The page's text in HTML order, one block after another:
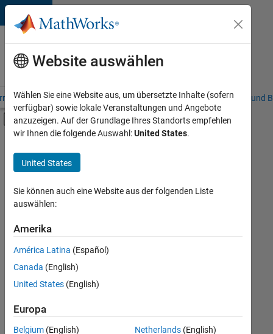
Weiter zum Inhalt
Karriere
bei
MathWorks
– Übersicht Stellensuche Niederlassungen Studierende und
Umschaltung für Off-Canvas-
Hauptinhalt
Information Technology
Commercial Sales
Customer Support
Education Sales
Inside Sales
+4
Derzeit
es
keine
offenen
Stellen,
Ihren
Suchkriterien
Website auswählen
Wählen Sie eine Website aus, um übersetzte Inhalte (sofern
verfügbar) sowie lokale Veranstaltungen und Angebote
anzuzeigen. Auf der Grundlage Ihres Standorts empfehlen
wir Ihnen die folgende Auswahl:United States.
United States
Sie können auch eine Website aus der folgenden Liste
auswählen:
Amerika
América Latina (Español)
Canada (English)
United States (English)
Europa
Belgium (English)
Netherlands(English)